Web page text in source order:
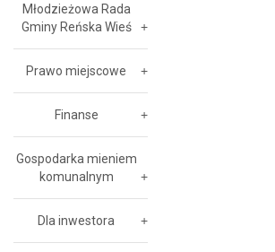
Młodzieżowa Rada
Gminy Reńska Wieś
Prawo miejscowe
Finanse
Gospodarka mieniem
komunalnym
Dla inwestora